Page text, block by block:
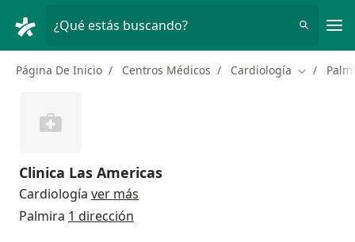
¿Qué estás buscando?
Página De Inicio Centros Médicos Cardiología Cambiar
Clinica Las Americas
Cardiología ver más
Palmira 1 dirección